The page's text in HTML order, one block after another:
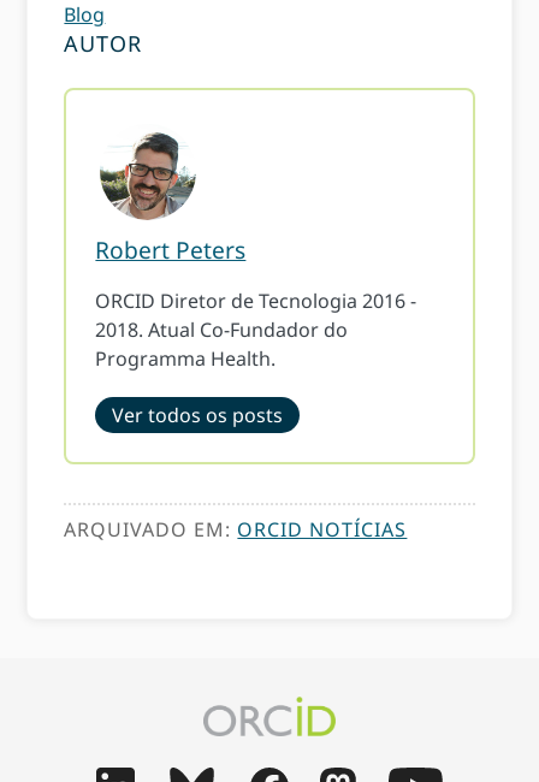
Blog
AUTOR
Robert Peters
ORCID Diretor de Tecnologia 2016 -
2018. Atual Co-Fundador do
Programma Health.
Ver todos os posts
ARQUIVADO EM: ORCID NOTÍCIAS